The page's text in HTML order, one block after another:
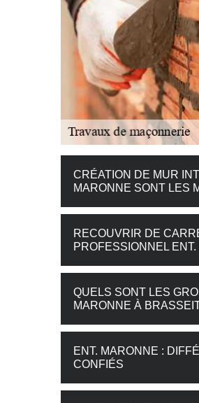
CRÉATION DE MUR
MARONNE SONT LES
RECOUVRIR DE
PROFESSIONNEL
QUELS SONT LES
MARONNE À
ENT. MARONNE :
CONFIÉS